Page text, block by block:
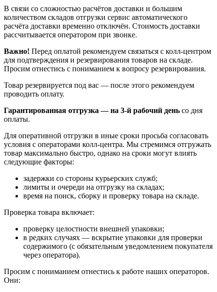
В связи со сложностью расчётов доставки и большим
количеством складов отгрузки сервис автоматического
расчёта доставки временно отключён. Стоимость доставки
рассчитывается оператором при звонке.
Важно! Перед оплатой рекомендуем связаться с колл‑центром
для подтверждения и резервирования товаров на складе.
Просим отнестись с пониманием к вопросу резервирования.
Товар резервируется под вас — после этого рекомендуем
проводить оплату.
Гарантированная отгрузка — на 3‑й рабочий день со дня
оплаты.
Для оперативной отгрузки в иные сроки просьба согласовать
условия с операторами колл‑центра. Мы стремимся отгружать
товар максимально быстро, однако на сроки могут влиять
следующие факторы:
задержки со стороны курьерских служб;
лимиты и очереди на отгрузку на складах;
время на поиск, сборку и проверку товара на складе.
Проверка товара включает:
проверку целостности внешней упаковки;
в редких случаях — вскрытие упаковки для проверки
содержимого (с обязательным уведомлением покупателя
через оператора).
Просим с пониманием отнестись к работе наших операторов.
Они: